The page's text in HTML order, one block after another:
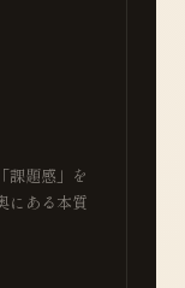
課題感」を
にある本質